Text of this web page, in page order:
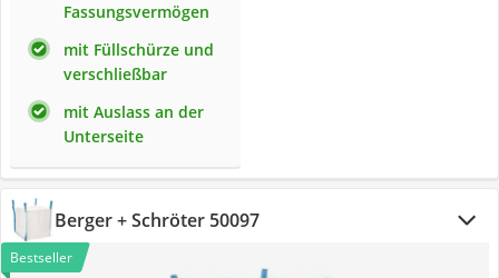
Fassungsvermögen
mit Füllschürze und
verschließbar
mit Auslass an der
Unterseite
Berger + Schröter 50097
Bestseller